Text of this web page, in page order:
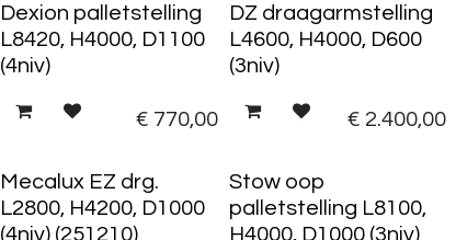
Dexion palletstelling
L8420, H4000, D1100
(4niv)
€ 770,00
DZ draagarmstelling
L4600, H4000, D600
(3niv)
€ 2.400,00
Mecalux EZ drg.
L2800, H4200, D1000
(4niv) (251210)
Stow oop
palletstelling L8100,
H4000, D1000 (3niv)